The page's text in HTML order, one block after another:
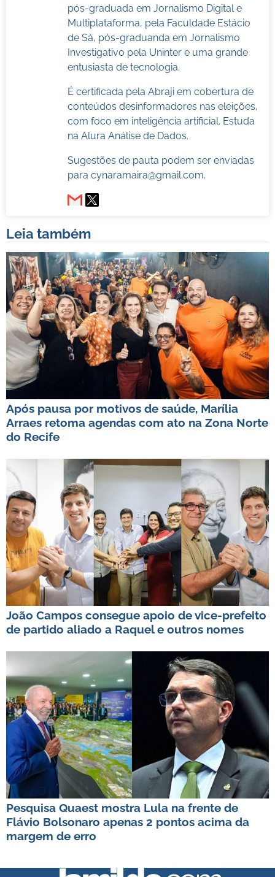
pós-graduada em Jornalismo Digital e
Multiplataforma, pela Faculdade Estácio
de Sá, pós-graduanda em Jornalismo
Investigativo pela Uninter e uma grande
entusiasta de tecnologia.
É certificada pela Abraji em cobertura de
conteúdos desinformadores nas eleições,
com foco em inteligência artificial. Estuda
na Alura Análise de Dados.
Sugestões de pauta podem ser enviadas
para cynaramaira@gmail.com.
Leia também
Após pausa por motivos de saúde, Marília
Arraes retoma agendas com ato na Zona Norte
do Recife
João Campos consegue apoio de vice-prefeito
de partido aliado a Raquel e outros nomes
Pesquisa Quaest mostra Lula na frente de
Flávio Bolsonaro apenas 2 pontos acima da
margem de erro